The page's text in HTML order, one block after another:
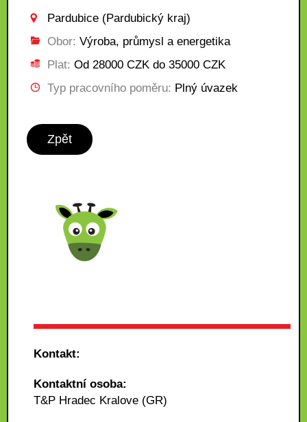
Pardubice (Pardubický kraj)
Obor: Výroba, průmysl a energetika
Plat: Od 28000 CZK do 35000 CZK
Typ pracovního poměru: Plný úvazek
Zpět
Kontakt:
Kontaktní osoba:
T&P Hradec Kralove (GR)